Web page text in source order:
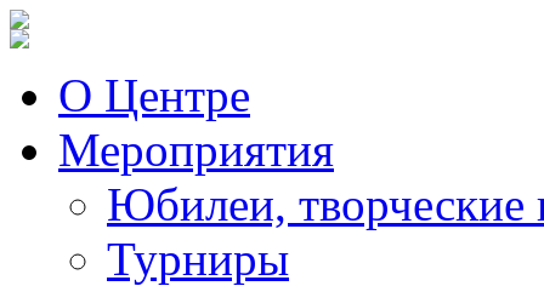
О Центре
Мероприятия
Юбилеи, творческие
Турниры